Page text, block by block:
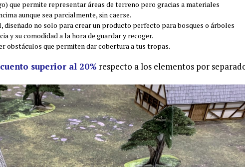
que permite representar áreas de terreno pero gracias a materiales
aunque sea parcialmente, sin caerse.
diseñado no solo para crear un producto perfecto para bosques o árboles
y su comodidad a la hora de guardar y recoger.
obstáculos que permiten dar cobertura a tus tropas.
superior al 20% respecto a los elementos por